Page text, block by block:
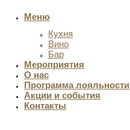
Меню
Кухня
Вино
Бар
Мероприятия
О нас
Программа лояльности
Акции и события
Контакты